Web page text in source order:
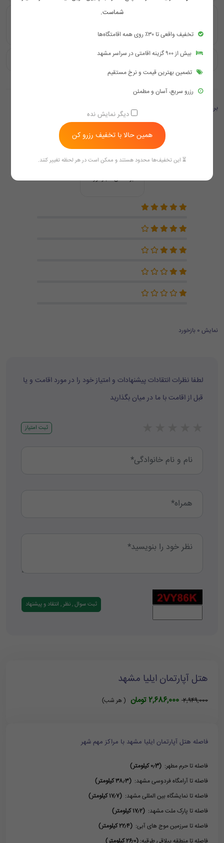
آیا هتل ایلیا مشهد در نزدیکی مراکز خرید و بازارهای سنتی قرار
دارد؟
آیا قیمت اقامت در هتل ایلیا مشهد مناسب است؟
بررسی ها
4.0
بر اساس 7 بازخورد
نمایش 0 بازخورد
لطفا نظرات انتقادات پیشنهادات و امتیاز خود را در مورد اقامت و یا
قبل از اقامت با ما در میان بگذارید
ثبت امتیاز
هتل آپارتمان ایلیا مشهد
2,949,000 2,686,000 تومان ( هر شب)
فاصله هتل آپارتمان ایلیا مشهد با مراکز مهم شهر
فاصله تا حرم مطهر: (۰٫3 کیلومتر)
فاصله تا آرامگاه فردوسی مشهد: (۳۸٫۳ کیلومتر)
فاصله تا نمایشگاه بین المللی مشهد: (۱۷٫۷ کیلومتر)
فاصله تا پارک ملت مشهد: (۱۷٫۲ کیلومتر)
فاصله تا سرزمین موج های آبی: (۲۲٫۴ کیلومتر)
شماست.
تخفیف واقعی تا ۳۰٪ روی همه اقامتگاه‌ها
بیش از ۹۰۰ گزینه اقامتی در سراسر مشهد
تضمین بهترین قیمت و نرخ مستقیم
رزرو سریع، آسان و مطمئن
دیگر نمایش نده
همین حالا با تخفیف رزرو کن
⏳ این تخفیف‌ها محدود هستند و ممکن است در هر لحظه تغییر کنند.